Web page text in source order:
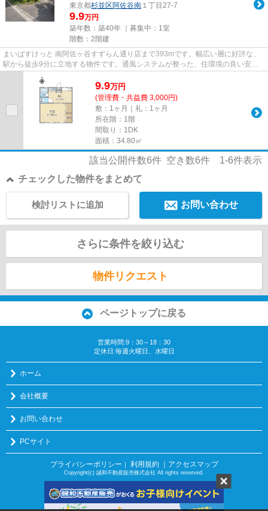
東京都杉並区阿佐谷南 １丁目27-7
9.9万円
築年数：築40年 ｜募集中： 1室
階数：2階建
まいばすけっと 南阿佐ヶ谷すずらん通り店まで393mです。幅広い層に好評な、
駅から徒歩9分に立地する物件です。通風システムが整った、住環境の良い安心
9.9万円
(管理費・共益費 3,000円)
敷：1ヶ月｜礼：1ヶ月
所在階：1階
間取り：1DK
面積：34.80㎡
該当公開件数6件 空き数6件 1-6件表示
チェックした物件をまとめて
お問い合わせ
検討リストに追加
さらに条件を絞り込む
物件リクエスト
ページトップに戻る
営業時間:9：30～18：30
定休日:毎週火曜日、水曜日
ホーム
会社概要
お問い合わせ
PCサイト
プライバシーポリシー ｜ 利用規約 ｜アクセスマップ
Copyright(c) 誠和不動産販売株式会社 All rights reserved.